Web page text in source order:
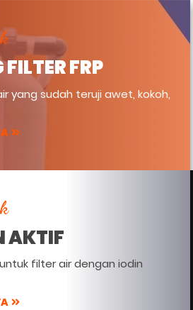
FRP
yang sudah teruji awet, kokoh,
AKTIF
filter air dengan iodin